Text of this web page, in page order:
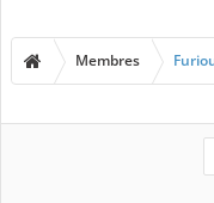
Membres